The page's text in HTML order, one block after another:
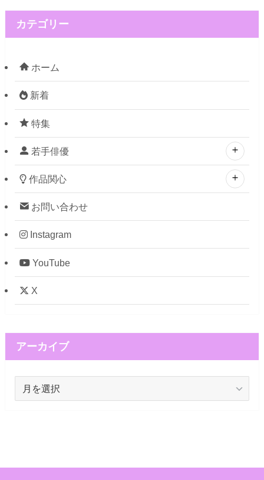
カテゴリー
ホーム
新着
特集
若手俳優
作品関心
お問い合わせ
Instagram
YouTube
X
アーカイブ